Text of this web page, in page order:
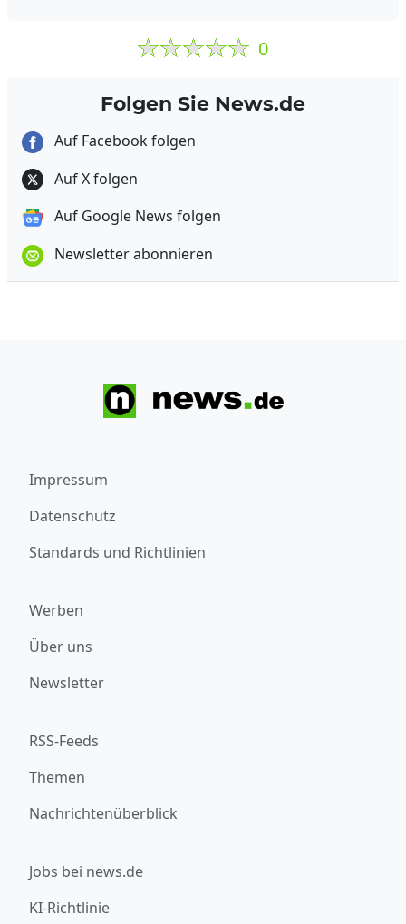
0
Folgen Sie News.de
Auf Facebook folgen
Auf X folgen
Auf Google News folgen
Newsletter abonnieren
Impressum
Datenschutz
Standards und Richtlinien
Werben
Über uns
Newsletter
RSS-Feeds
Themen
Nachrichtenüberblick
Jobs bei news.de
KI-Richtlinie